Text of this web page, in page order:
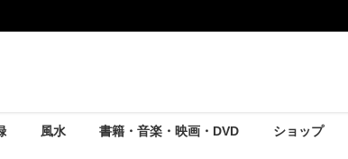
風水 書籍・音楽・映画・DVD ショップ